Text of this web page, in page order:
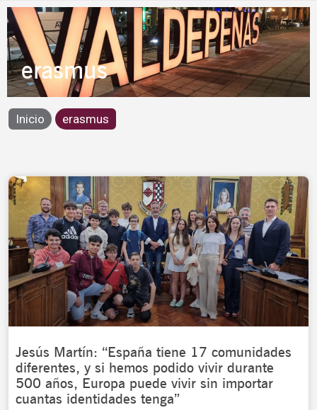
erasmus
Inicio erasmus
Jesús Martín: “España tiene 17 comunidades
diferentes, y si hemos podido vivir durante
500 años, Europa puede vivir sin importar
cuantas identidades tenga”